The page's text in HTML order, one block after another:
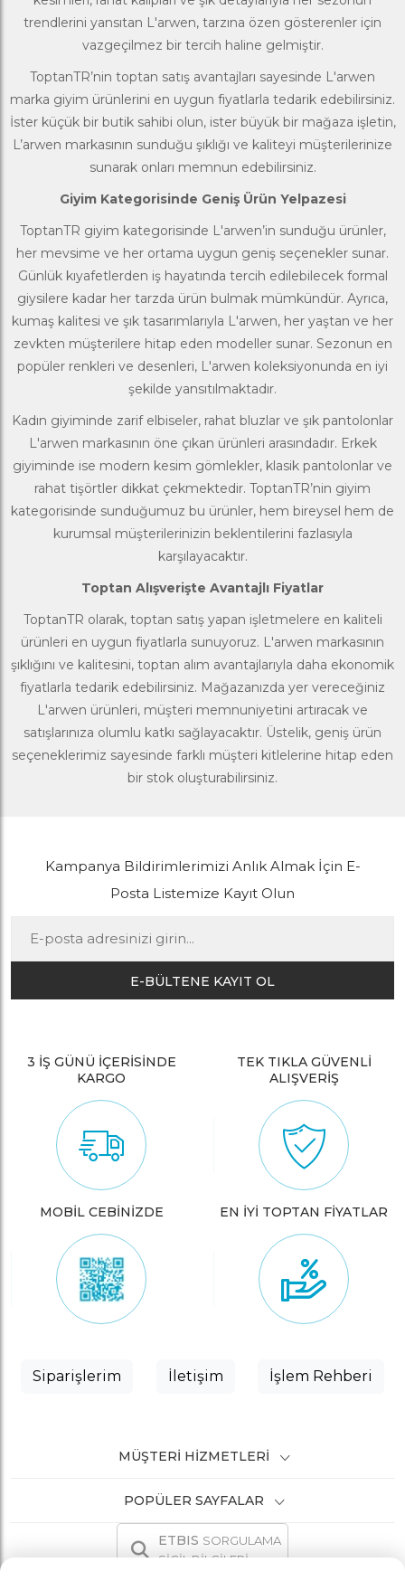
trendlerini yansıtan L'arwen, tarzına özen gösterenler için
vazgeçilmez bir tercih haline gelmiştir.
ToptanTR’nin toptan satış avantajları sayesinde L'arwen
marka giyim ürünlerini en uygun fiyatlarla tedarik edebilirsiniz.
İster küçük bir butik sahibi olun, ister büyük bir mağaza işletin,
L’arwen markasının sunduğu şıklığı ve kaliteyi müşterilerinize
sunarak onları memnun edebilirsiniz.
Giyim Kategorisinde Geniş Ürün Yelpazesi
ToptanTR giyim kategorisinde L'arwen’in sunduğu ürünler,
her mevsime ve her ortama uygun geniş seçenekler sunar.
Günlük kıyafetlerden iş hayatında tercih edilebilecek formal
giysilere kadar her tarzda ürün bulmak mümkündür. Ayrıca,
kumaş kalitesi ve şık tasarımlarıyla L'arwen, her yaştan ve her
zevkten müşterilere hitap eden modeller sunar. Sezonun en
popüler renkleri ve desenleri, L'arwen koleksiyonunda en iyi
şekilde yansıtılmaktadır.
Kadın giyiminde zarif elbiseler, rahat bluzlar ve şık pantolonlar
L'arwen markasının öne çıkan ürünleri arasındadır. Erkek
giyiminde ise modern kesim gömlekler, klasik pantolonlar ve
rahat tişörtler dikkat çekmektedir. ToptanTR’nin giyim
kategorisinde sunduğumuz bu ürünler, hem bireysel hem de
kurumsal müşterilerinizin beklentilerini fazlasıyla
karşılayacaktır.
Toptan Alışverişte Avantajlı Fiyatlar
ToptanTR olarak, toptan satış yapan işletmelere en kaliteli
ürünleri en uygun fiyatlarla sunuyoruz. L'arwen markasının
şıklığını ve kalitesini, toptan alım avantajlarıyla daha ekonomik
fiyatlarla tedarik edebilirsiniz. Mağazanızda yer vereceğiniz
L'arwen ürünleri, müşteri memnuniyetini artıracak ve
satışlarınıza olumlu katkı sağlayacaktır. Üstelik, geniş ürün
seçeneklerimiz sayesinde farklı müşteri kitlelerine hitap eden
bir stok oluşturabilirsiniz.
Kampanya Bildirimlerimizi Anlık Almak İçin E-
Posta Listemize Kayıt Olun
E-BÜLTENE KAYIT OL
3 İŞ GÜNÜ İÇERİSİNDE
KARGO
TEK TIKLA GÜVENLİ
ALIŞVERİŞ
MOBİL CEBİNİZDE EN İYİ TOPTAN FİYATLAR
Siparişlerim İletişim İşlem Rehberi
MÜŞTERI HIZMETLERI
POPÜLER SAYFALAR
ETBIS SORGULAMA
SİCİL BİLGİLERİ